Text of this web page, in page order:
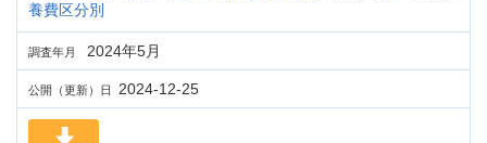
養費区分別
調査年月 2024年5月
公開（更新）日 2024-12-25